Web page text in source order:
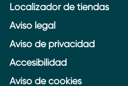
Localizador de tiendas
Aviso legal
Aviso de privacidad
Accesibilidad
Aviso de cookies